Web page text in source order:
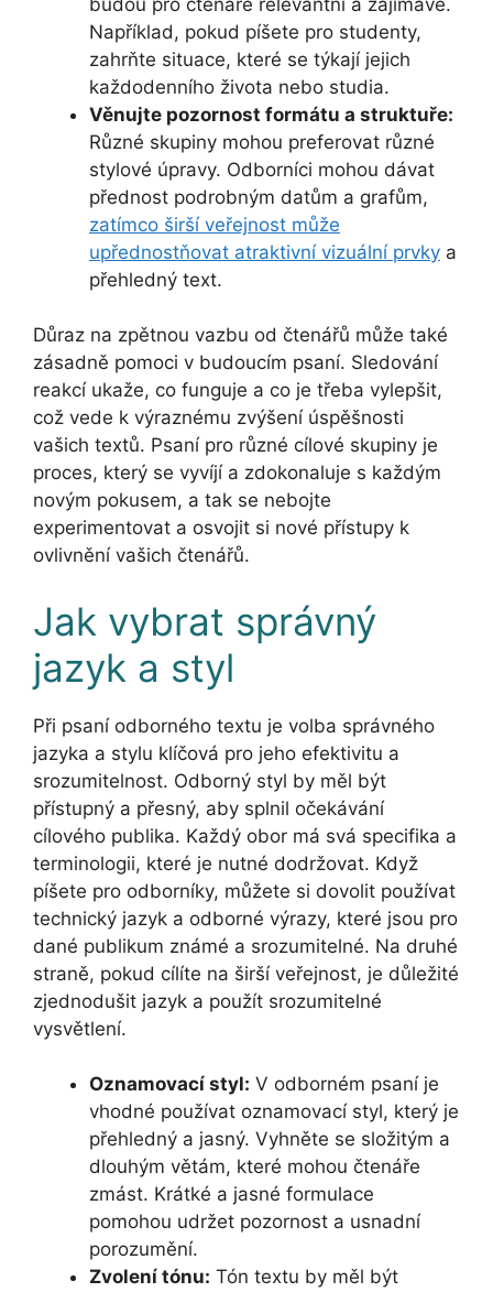
Například, pokud píšete pro studenty,
zahrňte situace, které se týkají jejich
každodenního života nebo studia.
Věnujte pozornost formátu a struktuře:
Různé skupiny mohou preferovat různé
stylové úpravy. Odborníci mohou dávat
přednost podrobným datům a grafům,
zatímco širší veřejnost může
upřednostňovat atraktivní vizuální prvky a
přehledný text.
Důraz na zpětnou vazbu od čtenářů může také
zásadně pomoci v budoucím psaní. Sledování
reakcí ukaže, co funguje a co je třeba vylepšit,
což vede k výraznému zvýšení úspěšnosti
vašich textů. Psaní pro různé cílové skupiny je
proces, který se vyvíjí a zdokonaluje s každým
novým pokusem, a tak se nebojte
experimentovat a osvojit si nové přístupy k
ovlivnění vašich čtenářů.
Jak vybrat správný
jazyk a styl
Při psaní odborného textu je volba správného
jazyka a stylu klíčová pro jeho efektivitu a
srozumitelnost. Odborný styl by měl být
přístupný a přesný, aby splnil očekávání
cílového publika. Každý obor má svá specifika a
terminologii, které je nutné dodržovat. Když
píšete pro odborníky, můžete si dovolit používat
technický jazyk a odborné výrazy, které jsou pro
dané publikum známé a srozumitelné. Na druhé
straně, pokud cílíte na širší veřejnost, je důležité
zjednodušit jazyk a použít srozumitelné
vysvětlení.
Oznamovací styl: V odborném psaní je
vhodné používat oznamovací styl, který je
přehledný a jasný. Vyhněte se složitým a
dlouhým větám, které mohou čtenáře
zmást. Krátké a jasné formulace
pomohou udržet pozornost a usnadní
porozumění.
Zvolení tónu: Tón textu by měl být